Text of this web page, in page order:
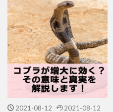
2021-08-12 2021-08-12